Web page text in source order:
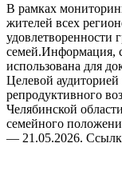
В рамках
жителей всех
удовлетворенности
семей.Информация,
использована для
Целевой
репродуктивного
Челябинской
семейного
— 21.05.2026.